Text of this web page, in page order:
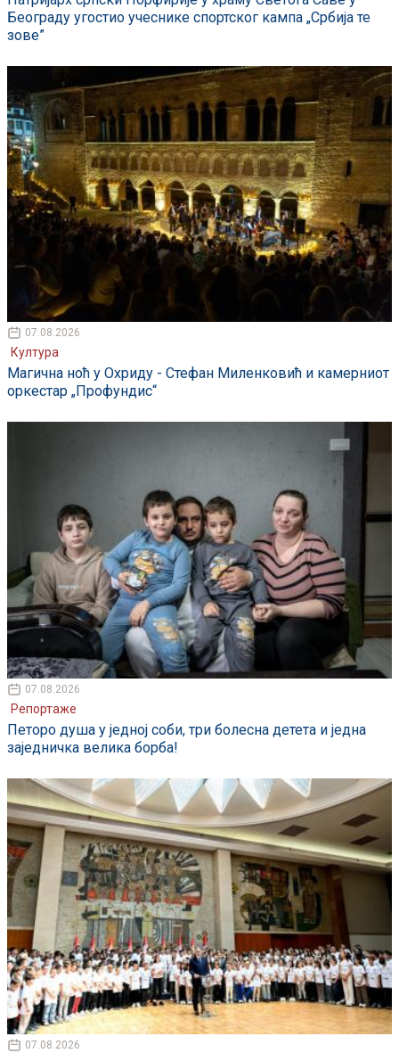
Београду угостио учеснике спортског кампа „Србија те
зове”
07.08.2026
Култура
Магична ноћ у Охриду - Стефан Миленковић и камерниот
оркестар „Профундис“
07.08.2026
Репортаже
Петоро душа у једној соби, три болесна детета и једна
заједничка велика борба!
07.08.2026